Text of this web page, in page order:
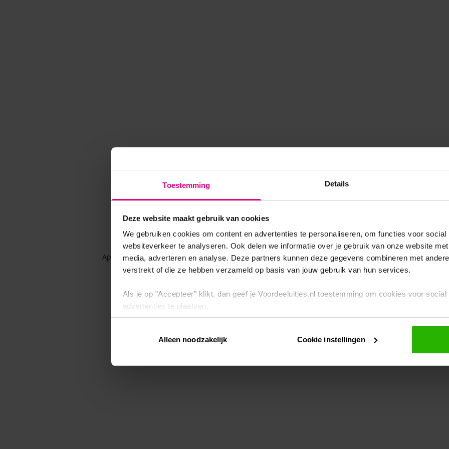
Toestemming Details
Deze website maakt gebruik van cookies
We gebruiken cookies om content en advertenties te personaliseren, om functies voor
websiteverkeer te analyseren. Ook delen we informatie over je gebruik van onze website
media, adverteren en analyse. Deze partners kunnen deze gegevens combineren met
verstrekt of die ze hebben verzameld op basis van jouw gebruik van hun services.
Als je op "Accepteer" klikt, dan geef je Voordeeluitjes.nl toestemming om cookies voor
advertenties te plaatsen.
Via "Cookie instellingen" kun je ook zelf instellen welke cookies worden geplaatst. Je kunt je
intrekken op onscookiebeleid.
Alleen noodzakelijk Cookie instellingen
Application error: a client-side exception has occurred while loadingwww.voordeeluitjes.nl (see the